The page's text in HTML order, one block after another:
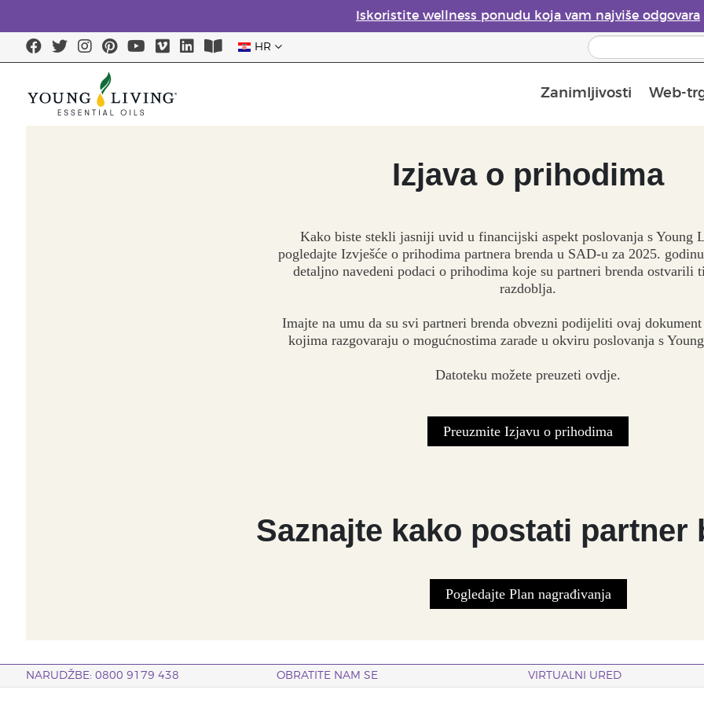
Iskoristite wellness ponudu koja vam najviše odgovara
HR
Zanimljivosti Web-
Izjava o prihodima
Kako biste stekli jasniji uvid u financijski aspekt poslovanja s Young
pogledajte Izvješće o prihodima partnera brenda u SAD-u za 2025.
detaljno navedeni podaci o prihodima koje su partneri brenda ostvarili
razdoblja.
Imajte na umu da su svi partneri brenda obvezni podijeliti ovaj dokument
kojima razgovaraju o mogućnostima zarade u okviru poslovanja s
Datoteku možete preuzeti ovdje.
Preuzmite Izjavu o prihodima
Saznajte kako postati partner
Pogledajte Plan nagrađivanja
NARUDŽBE: 0800 9179 438 OBRATITE NAM SE VIRTUALNI URED